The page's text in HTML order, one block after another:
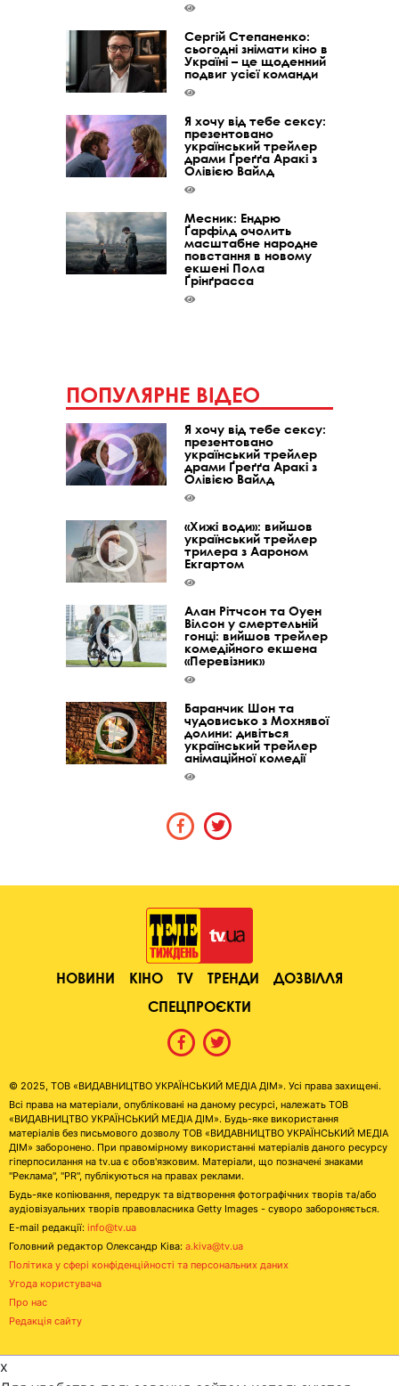
Сергій Степаненко:
сьогодні знімати кіно в
Україні – це щоденний
подвиг усієї команди
Я хочу від тебе сексу:
презентовано
український трейлер
драми Ґреґґа Аракі з
Олівією Вайлд
Месник: Ендрю
Ґарфілд очолить
масштабне народне
повстання в новому
екшені Пола
Ґрінґрасса
ПОПУЛЯРНЕ ВІДЕО
Я хочу від тебе сексу:
презентовано
український трейлер
драми Ґреґґа Аракі з
Олівією Вайлд
«Хижі води»: вийшов
український трейлер
трилера з Аароном
Екгартом
Алан Рітчсон та Оуен
Вілсон у смертельній
гонці: вийшов трейлер
комедійного екшена
«Перевізник»
Баранчик Шон та
чудовисько з Мохнявої
долини: дивіться
український трейлер
анімаційної комедії
НОВИНИ КІНО TV ТРЕНДИ
ДОЗВІЛЛЯ
СПЕЦПРОЄКТИ
© 2025, ТОВ «ВИДАВНИЦТВО УКРАЇНСЬКИЙ МЕДІА ДІМ». Усі права захищені.
Всі права на матеріали, опубліковані на даному ресурсі, належать ТОВ
«ВИДАВНИЦТВО УКРАЇНСЬКИЙ МЕДІА ДІМ». Будь-яке використання
матеріалів без письмового дозволу ТОВ «ВИДАВНИЦТВО УКРАЇНСЬКИЙ МЕДІА
ДІМ» заборонено. При правомірному використанні матеріалів даного ресурсу
гіперпосилання на tv.ua є обов'язковим. Матеріали, що позначені знаками
"Реклама", "PR", публікуються на правах реклами.
Будь-яке копіювання, передрук та відтворення фотографічних творів та/або
аудіовізуальних творів правовласника Getty Images - суворо забороняється.
E-mail редакції: info@tv.ua
Головний редактор Олександр Ківа: a.kiva@tv.ua
Політика у сфері конфіденційності та персональних даних
Угода користувача
Про нас
Редакція сайту
x